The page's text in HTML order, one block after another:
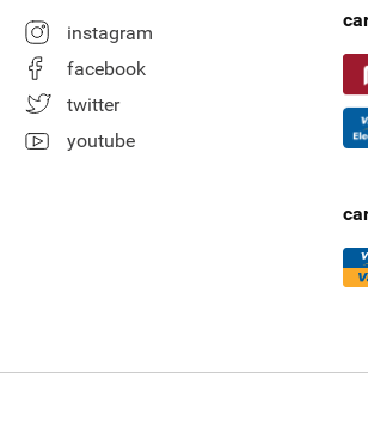
instagram
facebook
twitter
youtube